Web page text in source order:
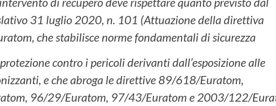
31 luglio 2020, n. 101 (Attuazione della direttiva
che stabilisce norme fondamentali di sicurezza
contro i pericoli derivanti dall’esposizione alle
e che abroga le direttive 89/618/Euratom,
96/29/Euratom, 97/43/Euratom e 2003/122/